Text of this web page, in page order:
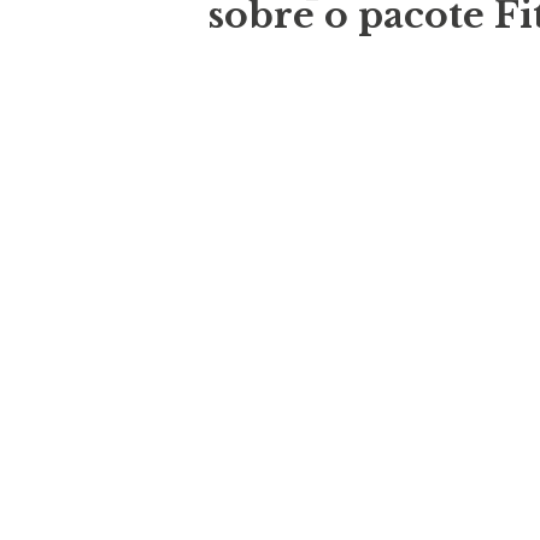
sobre o pacote